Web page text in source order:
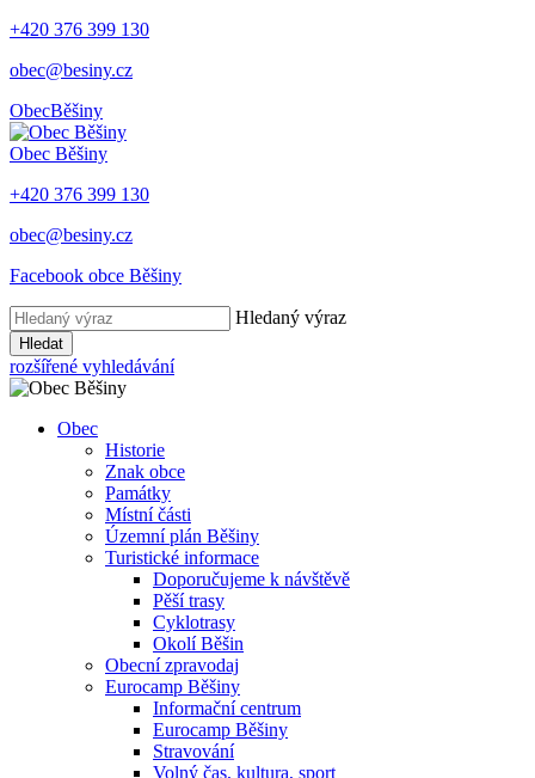
+420 376 399 130
obec@besiny.cz
ObecBěšiny
Obec Běšiny
+420 376 399 130
obec@besiny.cz
Facebook obce Běšiny
Hledaný výraz
Hledat
rozšířené vyhledávání
Obec
Historie
Znak obce
Památky
Místní části
Územní plán Běšiny
Turistické informace
Doporučujeme k návštěvě
Pěší trasy
Cyklotrasy
Okolí Běšin
Obecní zpravodaj
Eurocamp Běšiny
Informační centrum
Eurocamp Běšiny
Stravování
Volný čas, kultura, sport